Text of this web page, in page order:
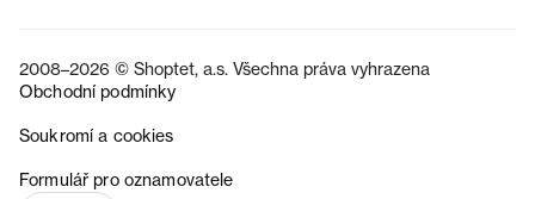
2008–2026 © Shoptet, a.s. Všechna práva vyhrazena
Obchodní podmínky
Soukromí a cookies
Formulář pro oznamovatele